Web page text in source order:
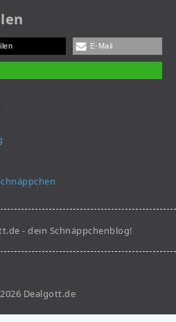
E-Mail
- dein Schnäppchenblog!
Dealgott.de